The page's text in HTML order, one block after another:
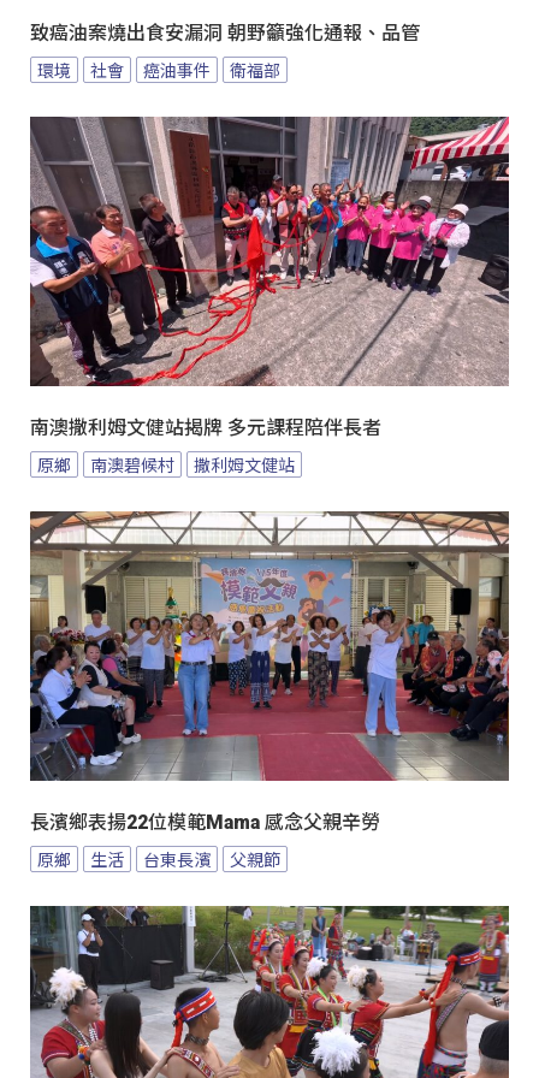
致癌油案燒出食安漏洞 朝野籲強化通報、品管
環境 社會 癌油事件 衛福部
南澳撒利姆文健站揭牌 多元課程陪伴長者
原鄉 南澳碧候村 撒利姆文健站
長濱鄉表揚22位模範Mama 感念父親辛勞
原鄉 生活 台東長濱 父親節